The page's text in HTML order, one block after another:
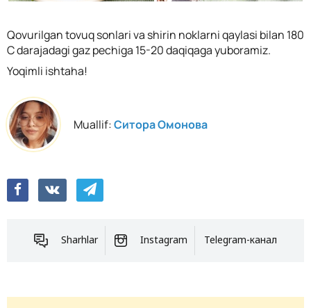
Qovurilgan tovuq sonlari va shirin noklarni qaylasi bilan 180
C darajadagi gaz pechiga 15-20 daqiqaga yuboramiz.
Yoqimli ishtaha!
Muallif:Ситора Омонова
Sharhlar Instagram Telegram-канал